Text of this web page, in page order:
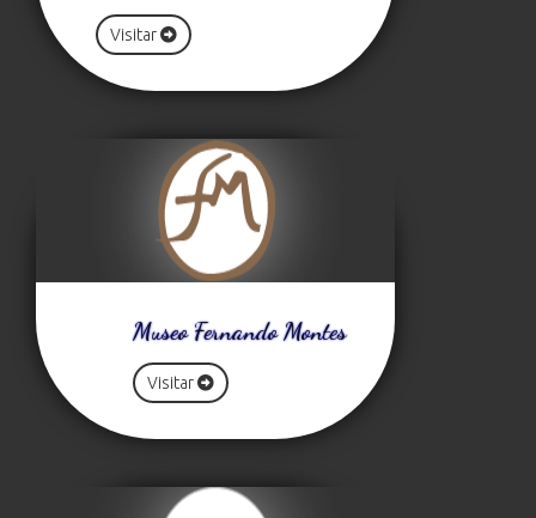
Visitar
Museo Fernando Montes
Visitar